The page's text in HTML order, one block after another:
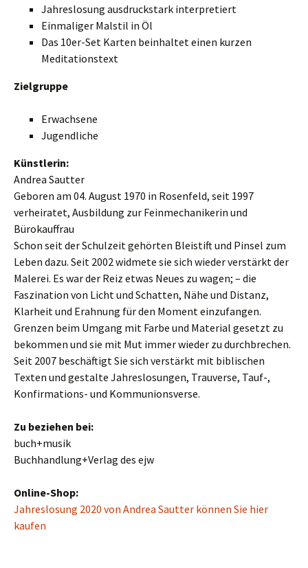
Jahreslosung ausdruckstark interpretiert
Einmaliger Malstil in Öl
Das 10er-Set Karten beinhaltet einen kurzen
Meditationstext
Zielgruppe
Erwachsene
Jugendliche
Künstlerin:
Andrea Sautter
Geboren am 04. August 1970 in Rosenfeld, seit 1997
verheiratet, Ausbildung zur Feinmechanikerin und
Bürokauffrau
Schon seit der Schulzeit gehörten Bleistift und Pinsel zum
Leben dazu. Seit 2002 widmete sie sich wieder verstärkt der
Malerei. Es war der Reiz etwas Neues zu wagen; – die
Faszination von Licht und Schatten, Nähe und Distanz,
Klarheit und Erahnung für den Moment einzufangen.
Grenzen beim Umgang mit Farbe und Material gesetzt zu
bekommen und sie mit Mut immer wieder zu durchbrechen.
Seit 2007 beschäftigt Sie sich verstärkt mit biblischen
Texten und gestalte Jahreslosungen, Trauverse, Tauf-,
Konfirmations- und Kommunionsverse.
Zu beziehen bei:
buch+musik
Buchhandlung+Verlag des ejw
Online-Shop:
Jahreslosung 2020 von Andrea Sautter können Sie hier
kaufen